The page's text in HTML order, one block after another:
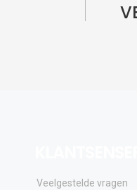
Veelgestelde vragen